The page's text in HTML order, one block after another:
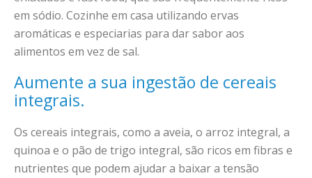
em sódio. Cozinhe em casa utilizando ervas
aromáticas e especiarias para dar sabor aos
alimentos em vez de sal.
Aumente a sua ingestão de cereais
integrais.
Os cereais integrais, como a aveia, o arroz integral, a
quinoa e o pão de trigo integral, são ricos em fibras e
nutrientes que podem ajudar a baixar a tensão